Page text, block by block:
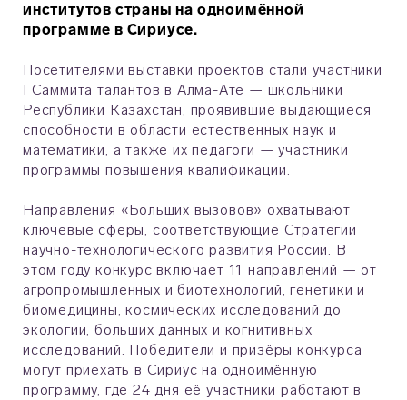
институтов страны на одноимённой
программе в Сириусе.
Посетителями выставки проектов стали участники
I Саммита талантов в Алма-Ате — школьники
Республики Казахстан, проявившие выдающиеся
способности в области естественных наук и
математики, а также их педагоги — участники
программы повышения квалификации.
Направления «Больших вызовов» охватывают
ключевые сферы, соответствующие Стратегии
научно-технологического развития России. В
этом году конкурс включает 11 направлений — от
агропромышленных и биотехнологий, генетики и
биомедицины, космических исследований до
экологии, больших данных и когнитивных
исследований. Победители и призёры конкурса
могут приехать в Сириус на одноимённую
программу, где 24 дня её участники работают в